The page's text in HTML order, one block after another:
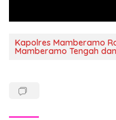
Kapolres Mamberamo
Mamberamo Tengah